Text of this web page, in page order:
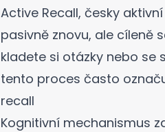
Active Recall, česky
pasivně znovu, ale cíleně
kladete si otázky nebo se
tento proces často
recall
Kognitivní mechanismus